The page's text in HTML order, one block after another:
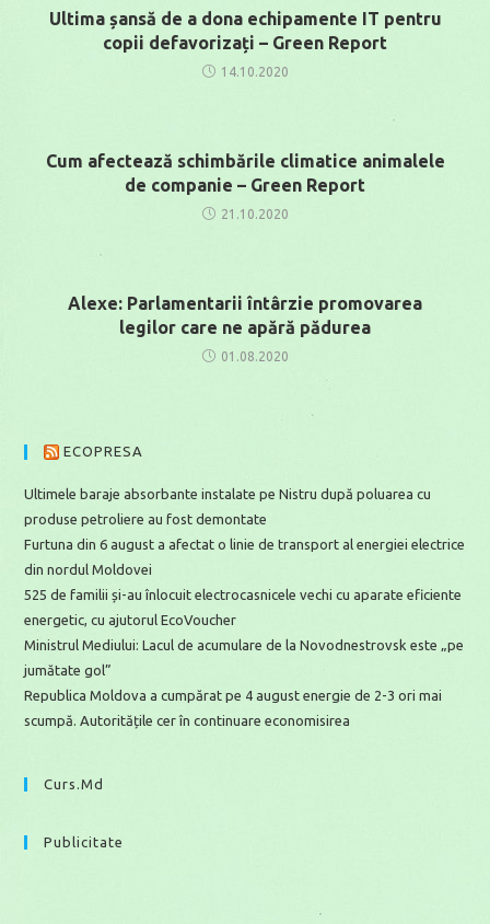
Ultima șansă de a dona echipamente IT pentru
copii defavorizați – Green Report
14.10.2020
Cum afectează schimbările climatice animalele
de companie – Green Report
21.10.2020
Alexe: Parlamentarii întârzie promovarea
legilor care ne apără pădurea
01.08.2020
ECOPRESA
Ultimele baraje absorbante instalate pe Nistru după poluarea cu
produse petroliere au fost demontate
Furtuna din 6 august a afectat o linie de transport al energiei electrice
din nordul Moldovei
525 de familii și-au înlocuit electrocasnicele vechi cu aparate eficiente
energetic, cu ajutorul EcoVoucher
Ministrul Mediului: Lacul de acumulare de la Novodnestrovsk este „pe
jumătate gol”
Republica Moldova a cumpărat pe 4 august energie de 2-3 ori mai
scumpă. Autoritățile cer în continuare economisirea
Curs.md
Publicitate